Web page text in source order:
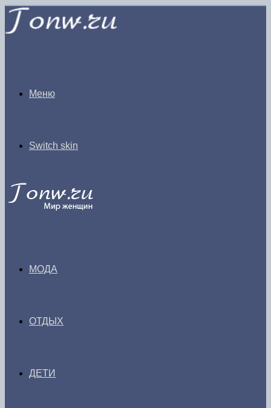
Меню
Switch skin
МОДА
ОТДЫХ
ДЕТИ